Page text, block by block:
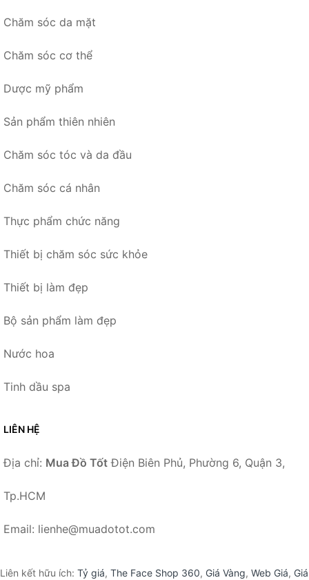
Chăm sóc da mặt
Chăm sóc cơ thể
Dược mỹ phẩm
Sản phẩm thiên nhiên
Chăm sóc tóc và da đầu
Chăm sóc cá nhân
Thực phẩm chức năng
Thiết bị chăm sóc sức khỏe
Thiết bị làm đẹp
Bộ sản phẩm làm đẹp
Nước hoa
Tinh dầu spa
LIÊN HỆ
Địa chỉ: Mua Đồ Tốt Điện Biên Phủ, Phường 6, Quận 3,
Tp.HCM
Email: lienhe@muadotot.com
Liên kết hữu ích: Tỷ giá, The Face Shop 360, Giá Vàng, Web Giá, Giá